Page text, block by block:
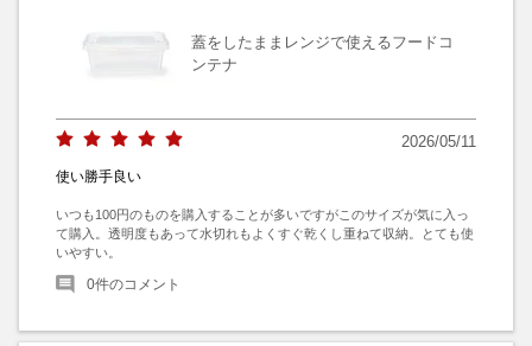
蓋をしたままレンジで使えるフードコ
ンテナ
2026/05/11
使い勝手良い
いつも100円のものを購入することが多いですがこのサイズが気に入っ
て購入。透明度もあって水切れもよくすぐ乾くし重ねて収納。とても使
いやすい。
0件のコメント